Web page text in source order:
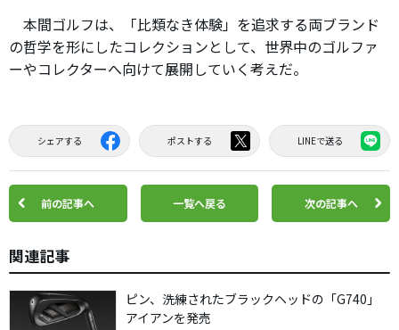
本間ゴルフは、「比類なき体験」を追求する両ブランド
の哲学を形にしたコレクションとして、世界中のゴルファ
ーやコレクターへ向けて展開していく考えだ。
シェアする ポストする LINEで送る
前の記事へ 一覧へ戻る 次の記事へ
関連記事
ピン、洗練されたブラックヘッドの「G740」
アイアンを発売